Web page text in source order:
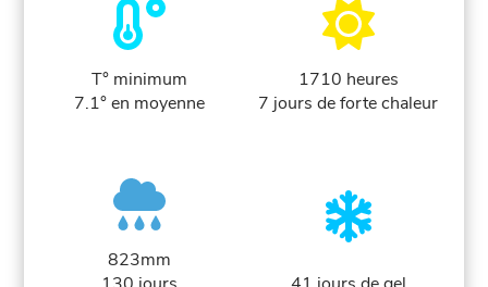
T° minimum
7.1° en moyenne
1710 heures
7 jours de forte chaleur
823mm